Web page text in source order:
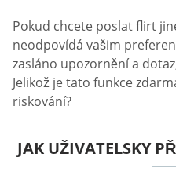
Pokud chcete poslat flirt
neodpovídá vašim
zasláno upozornění a
Jelikož je tato funkce
riskování?
JAK UŽIVATELSKY